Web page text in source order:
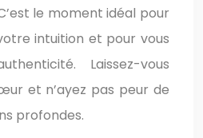
le moment idéal pour
intuition et pour vous
Laissez-vous
et n’ayez pas peur de
profondes.